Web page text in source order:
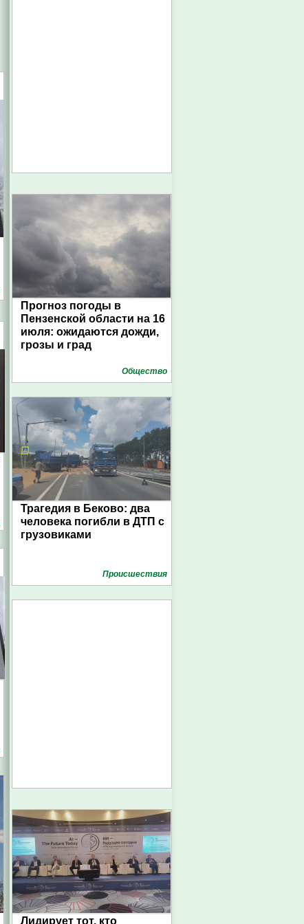
Прогноз погоды в
Пензенской области на 16
июля: ожидаются дожди,
грозы и град
Общество
Трагедия в Беково: два
человека погибли в ДТП с
грузовиками
Проиcшествия
Лидирует тот, кто